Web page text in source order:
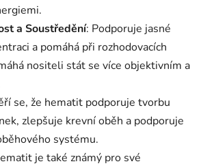
a Soustředění: Podporuje jasné
a pomáhá při rozhodovacích
nositeli stát se více objektivním a
se, že hematit podporuje tvorbu
zlepšuje krevní oběh a podporuje
systému.
je také známý pro své